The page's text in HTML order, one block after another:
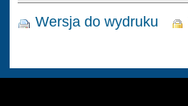
Wersja do wydruku